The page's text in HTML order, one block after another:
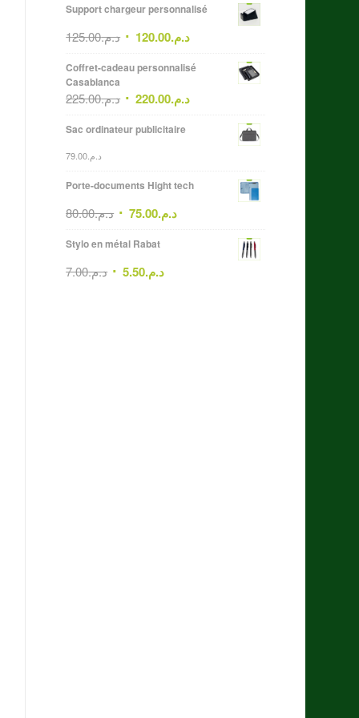
Support chargeur personnalisé
د.م.125.00 د.م.120.00
Coffret-cadeau personnalisé
Casablanca
د.م.225.00 د.م.220.00
Sac ordinateur publicitaire
د.م. 79.00
Porte-documents Hight tech
د.م.80.00 د.م.75.00
Stylo en métal Rabat
د.م.7.00 د.م.5.50